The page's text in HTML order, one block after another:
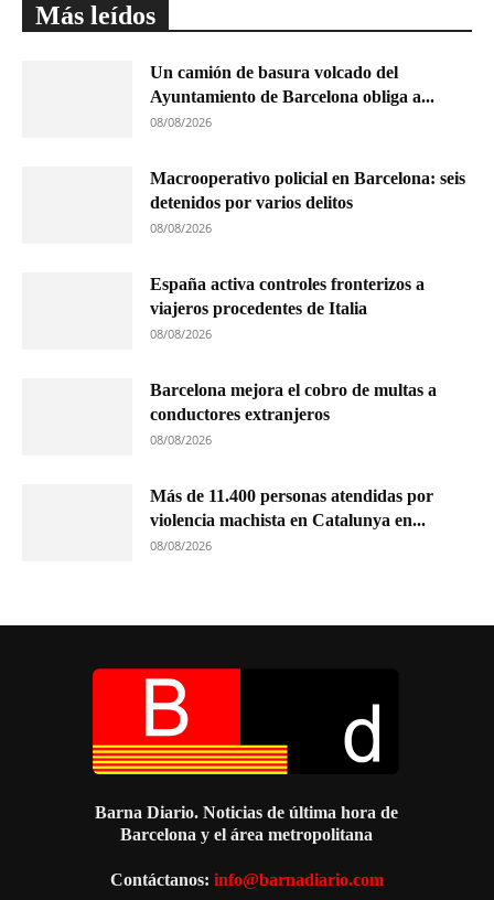
Más leídos
Un camión de basura volcado del
Ayuntamiento de Barcelona obliga a...
08/08/2026
Macrooperativo policial en Barcelona: seis
detenidos por varios delitos
08/08/2026
España activa controles fronterizos a
viajeros procedentes de Italia
08/08/2026
Barcelona mejora el cobro de multas a
conductores extranjeros
08/08/2026
Más de 11.400 personas atendidas por
violencia machista en Catalunya en...
08/08/2026
Barna Diario. Noticias de última hora de
Barcelona y el área metropolitana
Contáctanos: info@barnadiario.com